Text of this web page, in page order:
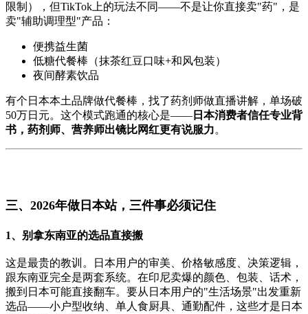
限制），但TikTok上的玩法不同——不是让你直接卖"药"，是
卖"辅助调理型"产品：
便携益生菌
低糖代餐棒（抹茶红豆口味+和风包装）
夜间酵素饮品
有个日本本土品牌做代餐棒，找了药剂师做直播讲解，单场破
50万日元。这个模式跑通的核心是—— 日本消费者信任专业背
书，药剂师、营养师出镜比网红更有说服力。
三、2026年做日本站，三件事必须记住
1、别拿东南亚的选品直接搬
这是最贵的教训。日本用户的审美、价格敏感度、决策逻辑，
跟东南亚完全是两套系统。在印尼卖爆的颜色、包装、话术，
搬到日本可能直接翻车。要从日本用户的"生活场景"出发重新
选品——小户型收纳、单人食厨具、通勤配件，这些才是日本